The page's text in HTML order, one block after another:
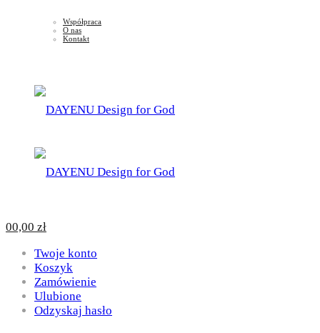
Współpraca
O nas
Kontakt
00,00 zł
Twoje konto
Koszyk
Zamówienie
Ulubione
Odzyskaj hasło